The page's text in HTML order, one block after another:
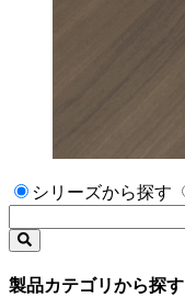
シリーズから探す
製品カテゴリから探す